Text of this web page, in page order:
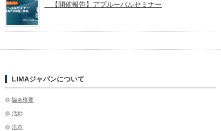
【開催報告】アプルーバルセミナー
LIMAジャパンについて
協会概要
活動
沿革